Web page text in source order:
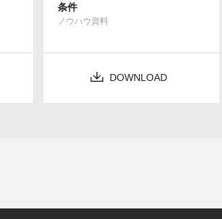
条件
ノウハウ資料
DOWNLOAD